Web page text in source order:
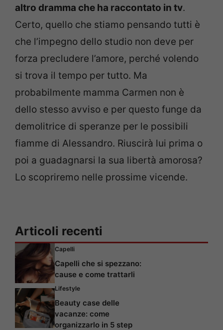
altro dramma che ha raccontato in tv.
Certo, quello che stiamo pensando tutti è
che l’impegno dello studio non deve per
forza precludere l’amore, perché volendo
si trova il tempo per tutto. Ma
probabilmente mamma Carmen non è
dello stesso avviso e per questo funge da
demolitrice di speranze per le possibili
fiamme di Alessandro. Riuscirà lui prima o
poi a guadagnarsi la sua libertà amorosa?
Lo scopriremo nelle prossime vicende.
Articoli recenti
Capelli
Capelli che si spezzano:
cause e come trattarli
Lifestyle
Beauty case delle
vacanze: come
organizzarlo in 5 step